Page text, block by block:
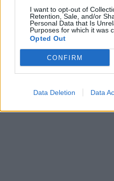
I want to opt-out of
Retention, Sale, and/or
Personal Data that Is
Purposes for which it was
Opted Out
CONFIRM
Data Deletion Data
pasohet nga mbyllja e
Universiteteve